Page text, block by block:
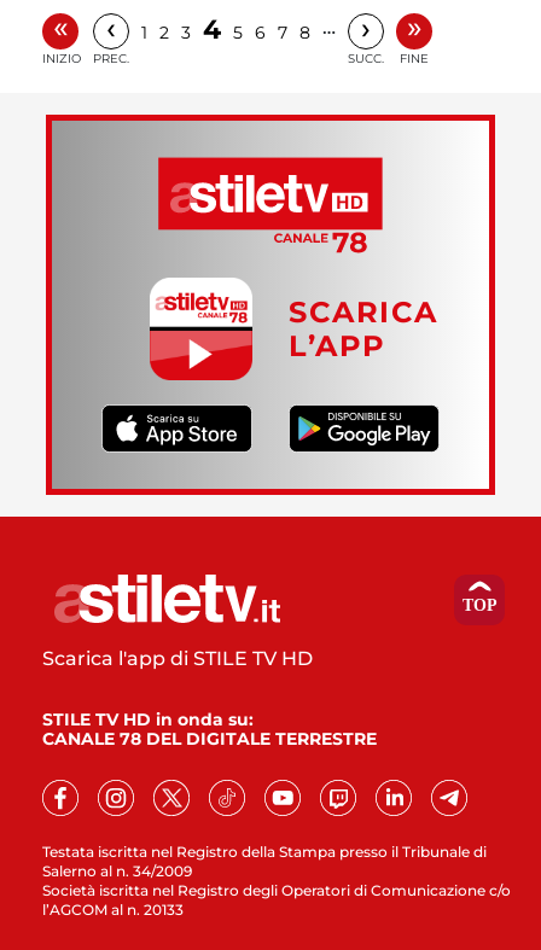
«
INIZIO
‹
PREC.
1 2 3 4 5 6 7 8 … ›
SUCC.
»
FINE
SCARICA
L’APP
Testata iscritta nel Registro della Stampa presso il Tribunale di
Salerno al n. 34/2009
Società iscritta nel Registro degli Operatori di Comunicazione c/o
l’AGCOM al n. 20133
Scarica l'app di STILE TV HD
STILE TV HD in onda su:
CANALE 78 DEL DIGITALE TERRESTRE